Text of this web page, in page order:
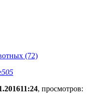
(72)
505
11:24, просмотров: